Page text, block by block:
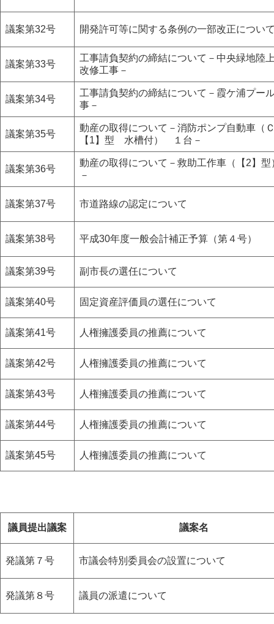
議案第32号 開発許可等に関する条例の一部改正につい
議案第33号
工事請負契約の締結について－中央緑地陸
改修工事－
議案第34号
工事請負契約の締結について－霞ケ浦プー
事－
議案第35号
動産の取得について－消防ポンプ自動車（
【1】型 水槽付） １台－
議案第36号
動産の取得について－救助工作車（【2】
－
議案第37号 市道路線の認定について
議案第38号 平成30年度一般会計補正予算（第４号）
議案第39号 副市長の選任について
議案第40号 固定資産評価員の選任について
議案第41号 人権擁護委員の推薦について
議案第42号 人権擁護委員の推薦について
議案第43号 人権擁護委員の推薦について
議案第44号 人権擁護委員の推薦について
議案第45号 人権擁護委員の推薦について
議員提出議案 議案名
発議第７号 市議会特別委員会の設置について
発議第８号 議員の派遣について